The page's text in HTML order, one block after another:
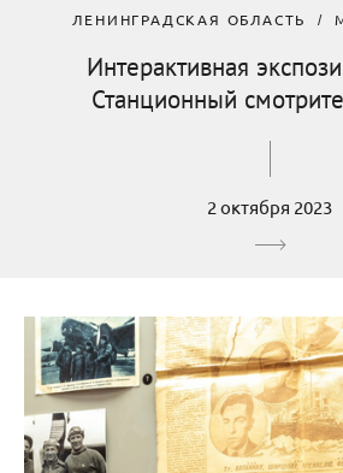
ЛЕНИНГРАДСКАЯ ОБЛАСТЬ
Интерактивная
Станционный
2 октября 2023